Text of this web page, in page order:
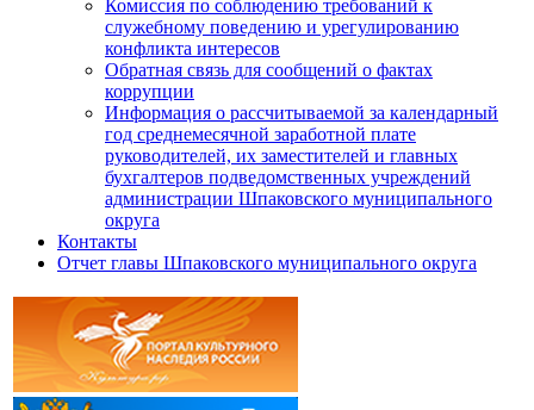
Комиссия по соблюдению требований к
служебному поведению и урегулированию
конфликта интересов
Обратная связь для сообщений о фактах
коррупции
Информация о рассчитываемой за календарный
год среднемесячной заработной плате
руководителей, их заместителей и главных
бухгалтеров подведомственных учреждений
администрации Шпаковского муниципального
округа
Контакты
Отчет главы Шпаковского муниципального округа